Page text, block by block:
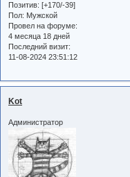
Позитив: [+170/-39]
Пол: Мужской
Провел на форуме:
4 месяца 18 дней
Последний визит:
11-08-2024 23:51:12
Kot
Администратор